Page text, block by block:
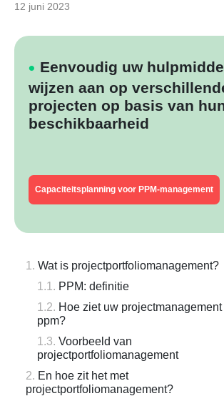
12 juni 2023
Eenvoudig uw
wijzen aan op
projecten op basis van
beschikbaarheid
Capaciteitsplanning voor PPM-management
Wat is projectportfoliomanagement?
PPM: definitie
Hoe ziet uw projectmanagement
ppm?
Voorbeeld van
projectportfoliomanagement
En hoe zit het met
projectportfoliomanagement?